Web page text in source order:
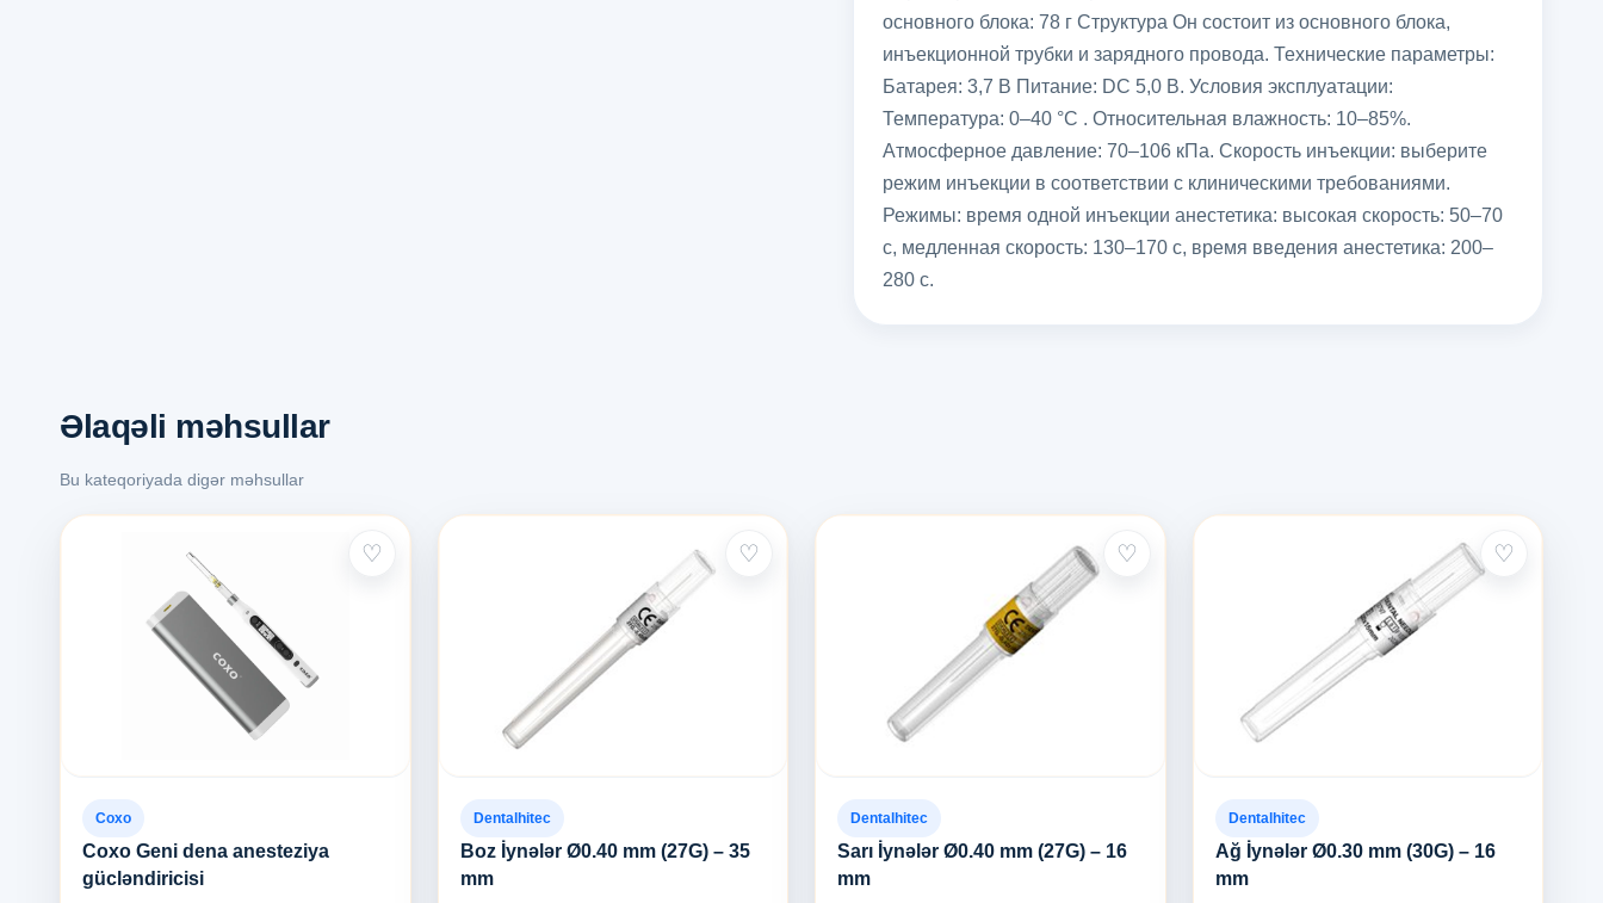
основного блока: 78 г Структура Он состоит из основного блока,
инъекционной трубки и зарядного провода. Технические параметры:
Батарея: 3,7 В Питание: DC 5,0 В. Условия эксплуатации:
Температура: 0–40 °C . Относительная влажность: 10–85%.
Атмосферное давление: 70–106 кПа. Скорость инъекции: выберите
режим инъекции в соответствии с клиническими требованиями.
Режимы: время одной инъекции анестетика: высокая скорость: 50–70
с, медленная скорость: 130–170 с, время введения анестетика: 200–
280 с.
Əlaqəli məhsullar
Bu kateqoriyada digər məhsullar
♡
Coxo
Coxo Geni dena anesteziya
gücləndiricisi
♡
Dentalhitec
Boz İynələr Ø0.40 mm (27G) – 35
mm
♡
Dentalhitec
Sarı İynələr Ø0.40 mm (27G) – 16
mm
♡
Dentalhitec
Ağ İynələr Ø0.30 mm (30G) – 16
mm